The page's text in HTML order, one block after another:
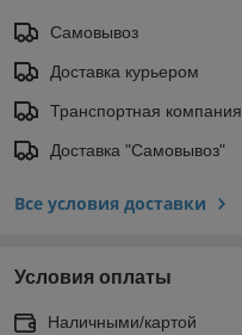
Самовывоз
Доставка курьером
Транспортная компания
Доставка "Самовывоз"
Все условия доставки
Условия оплаты
Наличными/картой